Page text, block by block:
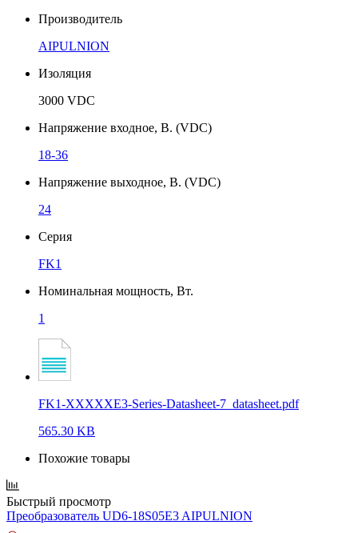
Производитель
AIPULNION
Изоляция
3000 VDC
Напряжение входное, В. (VDC)
18-36
Напряжение выходное, В. (VDC)
24
Серия
FK1
Номинальная мощность, Вт.
1
FK1-XXXXXE3-Series-Datasheet-7_datasheet.pdf
565.30 KB
Похожие товары
Быстрый просмотр
Преобразователь UD6-18S05E3 AIPULNION